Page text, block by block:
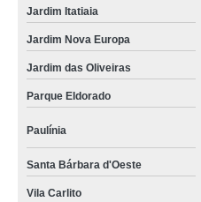
Jardim Itatiaia
Jardim Nova Europa
Jardim das Oliveiras
Parque Eldorado
Paulínia
Santa Bárbara d'Oeste
Vila Carlito